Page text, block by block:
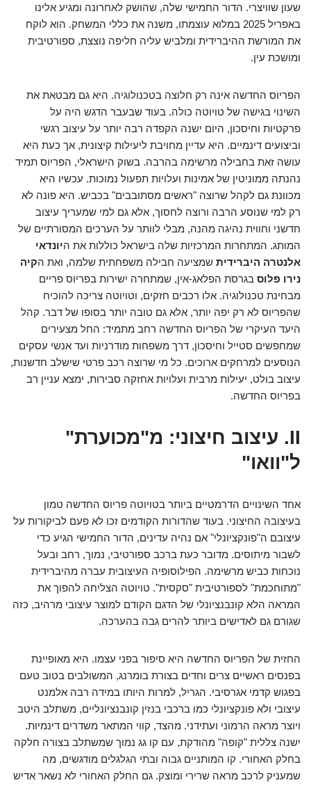
שעון שוויצרי. הדור החמישי שלה, שהושק לאחרונה ומגיע אלינו
באפריל 2025 במלוא עוצמתו, משנה את כללי המשחק. הוא לוקח
את המורשת ההיברידית ומלביש עליה חליפה נוצצת, ספורטיבית
ומושכת עין.
הפריוס החדשה אינה רק חלוצה בטכנולוגיה. היא גם מבטאת את
השינוי בגישה של טויוטה כולה. בעוד שבעבר הדגש היה על
פרקטיות וחיסכון, היום ישנה הקפדה רבה יותר על עיצוב רגשי
וביצועים דינמיים. היא עדיין מחויבת ליעילות קיצונית, אך כעת היא
עושה זאת בחבילה מרשימה בהרבה. בשוק הישראלי, הפריוס תמיד
נהנתה ממוניטין של אמינות ועלויות תפעול נמוכות. עכשיו היא
מכוונת גם לקהל שרוצה "ראשים מסתובבים" בכביש. היא פונה לא
רק למי שנוסע הרבה ורוצה לחסוך, אלא גם למי שמעריך עיצוב
חדשני וחווית נהיגה מהנה, מבלי לוותר על הערכים המסורתיים של
המותג. המתחרות המרכזיות שלה בישראל כוללות את היונדאי
אלנטרה היברידית שמציעה חבילה משפחתית שלמה, ואת הקיה
נירו פלוס בגרסת הפלאג-אין, שמתחרה ישירות בפריוס פריים
מבחינת טכנולוגיה. אלו רכבים חזקים, וטויוטה צריכה להוכיח
שהפריוס לא רק יפה יותר, אלא גם טובה יותר בסופו של דבר. קהל
היעד העיקרי של הפריוס החדשה רחב מתמיד: החל מצעירים
שמחפשים סטייל וחיסכון, דרך משפחות מודרניות ועד אנשי עסקים
הנוסעים למרחקים ארוכים. כל מי שרוצה רכב פרטי שישלב חדשנות,
עיצוב בולט, יעילות מרבית ועלויות אחזקה סבירות, ימצא עניין רב
בפריוס החדשה.
II. עיצוב חיצוני: מ"מכוערת"
ל"וואו"
אחד השינויים הדרמטיים ביותר בטויוטה פריוס החדשה טמון
בעיצובה החיצוני. בעוד שהדורות הקודמים זכו לא פעם לביקורות על
עיצובם ה"פונקציונלי" אם נהיה עדינים, הדור החמישי הגיע כדי
לשבור מיתוסים. מדובר כעת ברכב ספורטיבי, נמוך, רחב ובעל
נוכחות כביש מרשימה. הפילוסופיה העיצובית עברה מהיברידית
"מתוחכמת" לספורטיבית "סקסית". טויוטה הצליחה להפוך את
המראה הלא קונבנציונלי של הדגם הקודם למוצר עיצובי מרהיב, כזה
שגורם גם לאדישים ביותר להרים גבה בהערכה.
החזית של הפריוס החדשה היא סיפור בפני עצמו. היא מאופיינת
בפנסים ראשיים צרים וחדים בצורת בומרנג, המשולבים בטוב טעם
בפגוש קדמי אגרסיבי. הגריל, למרות היותו במידה רבה אלמנט
עיצובי ולא פונקציונלי כמו ברכבי בנזין קונבנציונליים, משתלב היטב
ויוצר מראה הרמוני ועתידני. מהצד, קווי המתאר משדרים דינמיות.
ישנה צללית "קופה" מהודקת, עם קו גג נמוך שמשתלב בצורה חלקה
בחלק האחורי. קו המותניים גבוה ובתי הגלגלים מודגשים, מה
שמעניק לרכב מראה שרירי ומוצק. גם החלק האחורי לא נשאר אדיש